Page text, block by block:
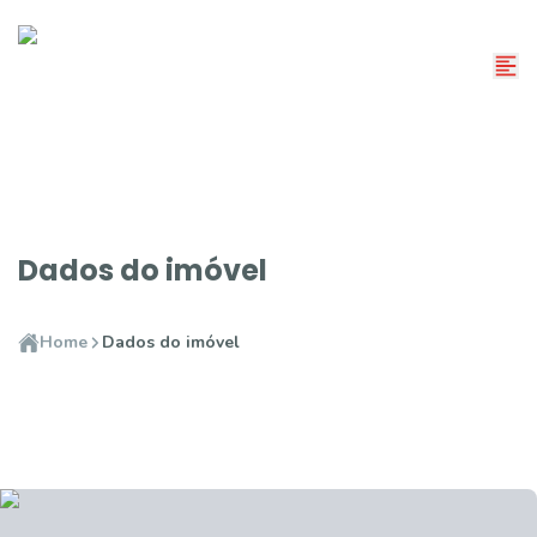
Dados do imóvel
Home Dados do imóvel